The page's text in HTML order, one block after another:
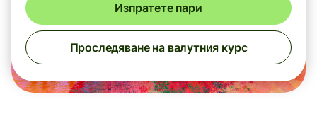
Изпратете пари
Проследяване на валутния курс